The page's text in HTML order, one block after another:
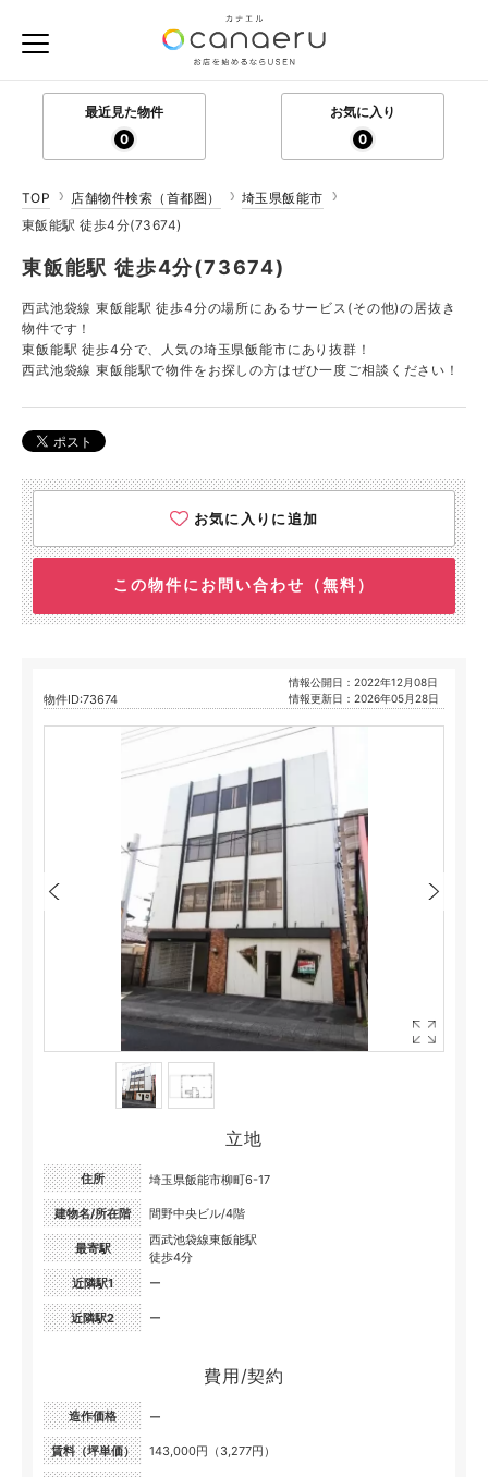
最近見た物件
0
お気に入り
0
TOP 店舗物件検索（首都圏）
埼玉県飯能市
東飯能駅 徒歩4分(73674)
東飯能駅 徒歩4分(73674)
西武池袋線 東飯能駅 徒歩4分の場所にあるサービス(その他)の居抜き
物件です！
東飯能駅 徒歩4分で、人気の埼玉県飯能市にあり抜群！
西武池袋線 東飯能駅で物件をお探しの方はぜひ一度ご相談ください！
お気に入りに追加
この物件にお問い合わせ（無料）
物件ID:73674
情報公開日：2022年12月08日
情報更新日：2026年05月28日
立地
住所 埼玉県飯能市柳町6-17
建物名/所在階 間野中央ビル/4階
最寄駅
西武池袋線東飯能駅
徒歩4分
近隣駅1
ー
近隣駅2 ー
費用/契約
造作価格 ー
賃料（坪単価） 143,000円（3,277円）